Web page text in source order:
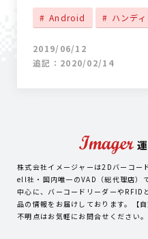
Android ハンデ
2019/06/12
追記：2020/02/14
株式会社イメージャーは2Dバーコー
ell社・国内唯一のVAD（総代理店）
中心に、バーコードリーダーやRFID
品の情報をお届けしております。【
不明点はお気軽にお問合せください。